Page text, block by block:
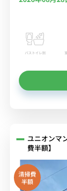
バストイレ別
ユニオンマ
費半額】
清掃費
半額